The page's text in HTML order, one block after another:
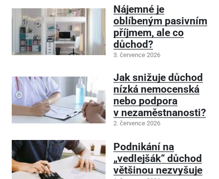
Nájemné je
oblíbeným pasivním
příjmem, ale co
důchod?
3. července 2026
Jak snižuje důchod
nízká nemocenská
nebo podpora
v nezaměstnanosti?
2. července 2026
Podnikání na
„vedlejšák“ důchod
většinou nezvyšuje